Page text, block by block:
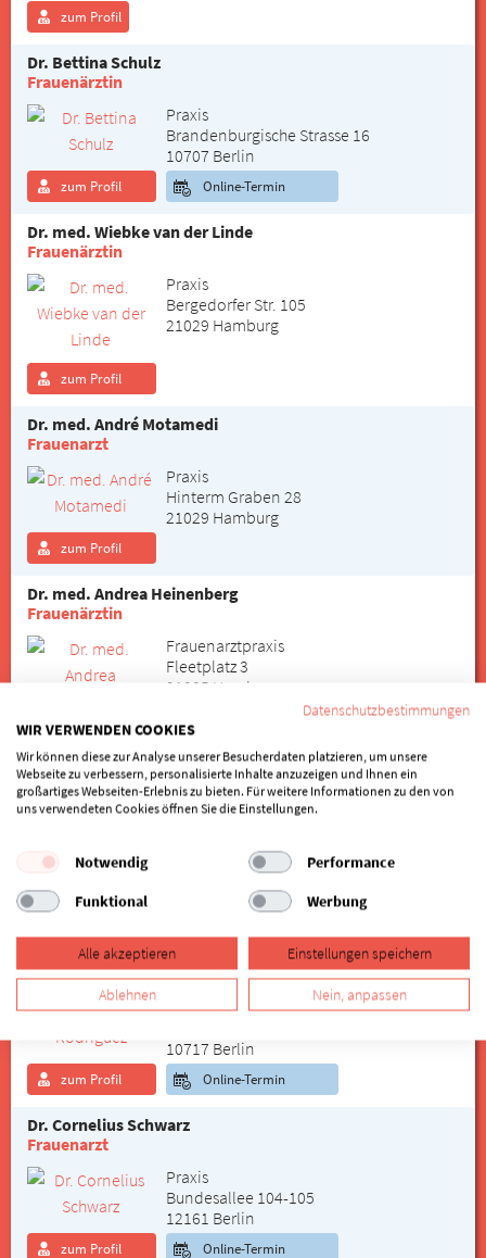
zum Profil
Dr. Bettina Schulz
Frauenärztin
Praxis
Brandenburgische Strasse 16
10707 Berlin
zum Profil Online-Termin
Dr. med. Wiebke van der Linde
Frauenärztin
Praxis
Bergedorfer Str. 105
21029 Hamburg
zum Profil
Dr. med. André Motamedi
Frauenarzt
Praxis
Hinterm Graben 28
21029 Hamburg
zum Profil
Dr. med. Andrea Heinenberg
Frauenärztin
Frauenarztpraxis
Fleetplatz 3
21035 Hamburg
zum Profil
Roxana-Gabriela Anghel
Frauenärztin
Grachtenplatz 9
21035 Hamburg
zum Profil
Josepha Rodriguez
Frauenärztin
Praxis Josepha Rodriguez
10717 Berlin
zum Profil Online-Termin
Dr. Cornelius Schwarz
Frauenarzt
Praxis
Bundesallee 104-105
12161 Berlin
zum Profil Online-Termin
Datenschutzbestimmungen
WIR VERWENDEN COOKIES
Wir können diese zur Analyse unserer Besucherdaten platzieren, um unsere
Webseite zu verbessern, personalisierte Inhalte anzuzeigen und Ihnen ein
großartiges Webseiten-Erlebnis zu bieten. Für weitere Informationen zu den von
uns verwendeten Cookies öffnen Sie die Einstellungen.
Notwendig
Performance
Funktional
Werbung
Alle akzeptieren Einstellungen speichern
Ablehnen Nein, anpassen